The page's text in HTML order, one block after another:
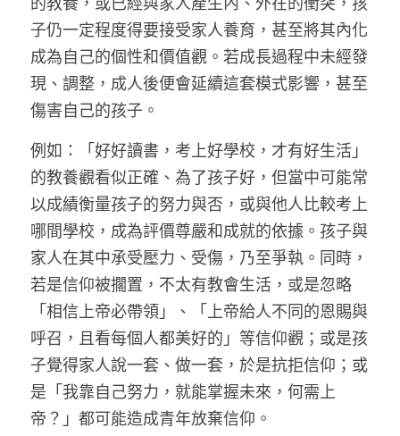
子仍一定程度得要接受家人養育，甚至將其內化
成為自己的個性和價值觀。若成長過程中未經發
現、調整，成人後便會延續這套模式影響，甚至
傷害自己的孩子。
例如：「好好讀書，考上好學校，才有好生活」
的教養觀看似正確、為了孩子好，但當中可能常
以成績衡量孩子的努力與否，或與他人比較考上
哪間學校，成為評價尊嚴和成就的依據。孩子與
家人在其中承受壓力、受傷，乃至爭執。同時，
若是信仰被擱置，不太有教會生活，或是忽略
「相信上帝必帶領」、「上帝給人不同的恩賜與
呼召，且看每個人都美好的」等信仰觀；或是孩
子覺得家人說一套、做一套，於是抗拒信仰；或
是「我靠自己努力，就能掌握未來，何需上
帝？」都可能造成青年放棄信仰。